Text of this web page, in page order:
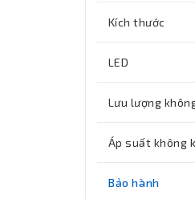
Kích thước
LED
Lưu lượng
Áp suất không
Bảo hành